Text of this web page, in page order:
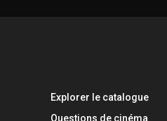
Explorer le catalogue
Questions de cinéma